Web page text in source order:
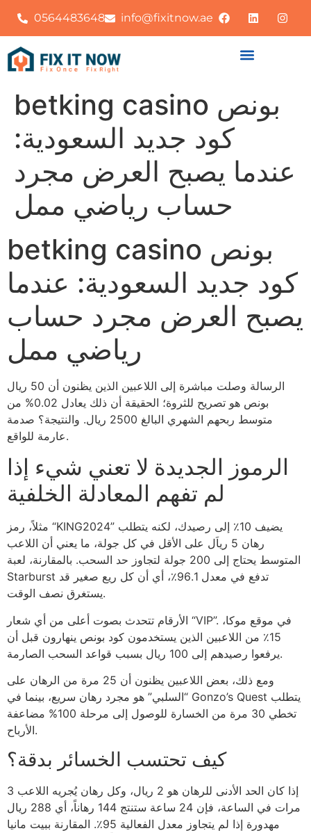
0564483648 info@fixitnow.ae
betking casino بونص
كود جديد السعودية:
عندما يصبح العرض مجرد
حساب رياضي ممل
betking casino بونص
كود جديد السعودية: عندما
يصبح العرض مجرد حساب
رياضي ممل
الرسالة وصلت مباشرة إلى اللاعبين الذين يظنون أن 50 ريال
بونص هو تصريح للثروة؛ الحقيقة أن ذلك يعادل 0.02% من
متوسط ربحهم الشهري البالغ 2500 ريال. والنتيجة؟ صدمة
عارمة للواقع.
الرموز الجديدة لا تعني شيء إذا
لم تفهم المعادلة الخلفية
مثلاً، رمز “KING2024” يضيف 10٪ إلى رصيدك، لكنه يتطلب
رهان 5 رياَل على الأقل في كل جولة، ما يعني أن اللاعب
المتوسط يحتاج إلى 200 جولة لتجاوز حد السحب. بالمقارنة، لعبة
Starburst تدفع في معدل 96.1٪، أي أن كل ريع صغير قد
يستغرق نصف الوقت.
الأرقام تتحدث بصوت أعلى من أي شعار “VIP”. في موقع موكا،
15٪ من اللاعبين الذين يستخدمون كود بونص ينهارون قبل أن
يرفعوا رصيدهم إلى 100 ريال بسبب قواعد السحب الصارمة.
ومع ذلك، بعض اللاعبين يظنون أن 25 مرة من الرهان على
“السلبي” هو مجرد رهان سريع، بينما في Gonzo’s Quest يتطلب
تخطي 30 مرة من الخسارة للوصول إلى مرحلة 100% مضاعفة
الأرباح.
كيف تحتسب الخسائر بدقة؟
إذا كان الحد الأدنى للرهان هو 2 ريال، وكل رهان يُجريه اللاعب 3
مرات في الساعة، فإن 24 ساعة ستنتج 144 رهاناً، أي 288 ريال
مهدورة إذا لم يتجاوز معدل الفعالية 95٪. المقارنة ببيت مانيا